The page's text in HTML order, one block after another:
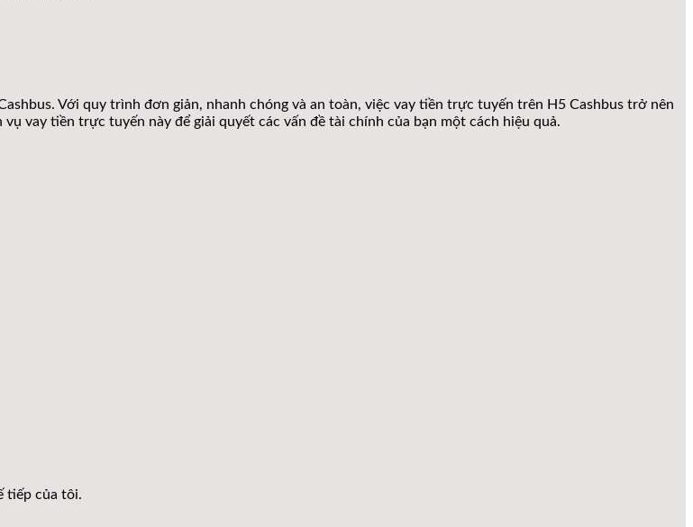
Với quy trình đơn giản, nhanh chóng và an toàn, việc vay tiền trực tuyến trên H5 Cashbus trở nên
vay tiền trực tuyến này để giải quyết các vấn đề tài chính của bạn một cách hiệu quả.
tiếp của tôi.